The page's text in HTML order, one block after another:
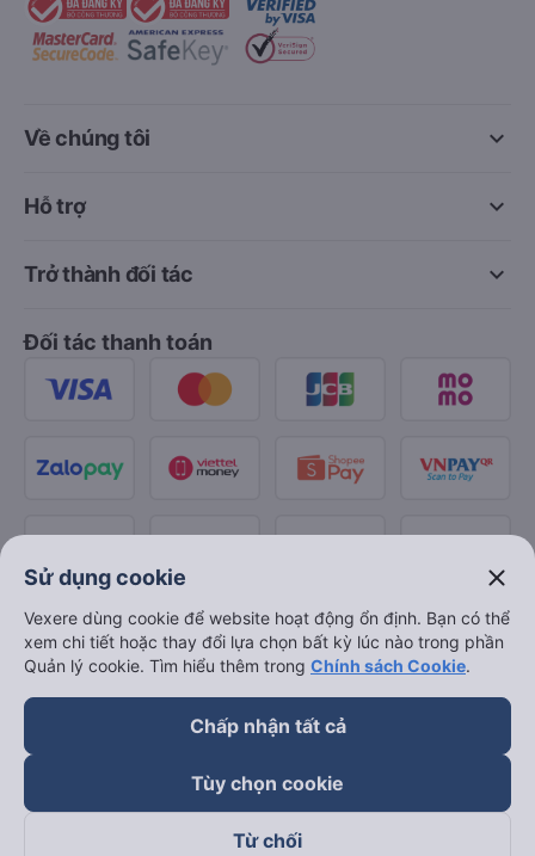
keyboard_arrow_down
Về chúng tôi
keyboard_arrow_down
Hỗ trợ
keyboard_arrow_down
Trở thành đối tác
Đối tác thanh toán
Sử dụng cookie close
Vexere dùng cookie để website hoạt động ổn định. Bạn có thể
xem chi tiết hoặc thay đổi lựa chọn bất kỳ lúc nào trong phần
Quản lý cookie. Tìm hiểu thêm trong Chính sách Cookie.
Chấp nhận tất cả
Tùy chọn cookie
Từ chối